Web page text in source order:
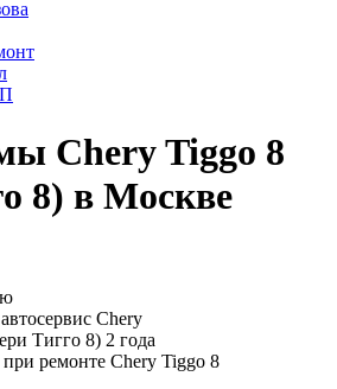
Chery Tiggo 8
8) в Москве
Chery
Тигго 8) 2 года
ремонте Chery Tiggo 8